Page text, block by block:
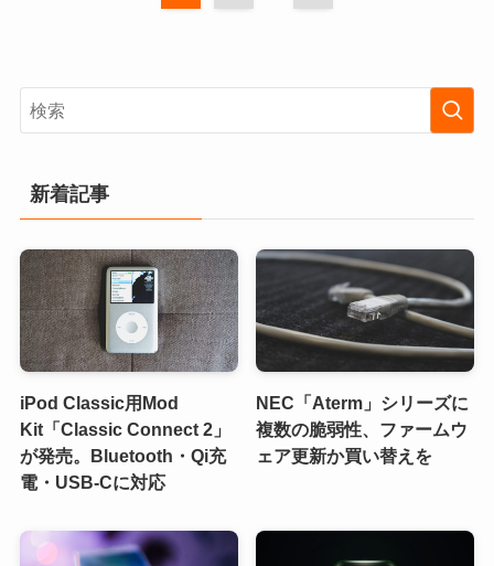
新着記事
iPod Classic用Mod
Kit「Classic Connect 2」
が発売。Bluetooth・Qi充
電・USB-Cに対応
NEC「Aterm」シリーズに
複数の脆弱性、ファームウ
ェア更新か買い替えを